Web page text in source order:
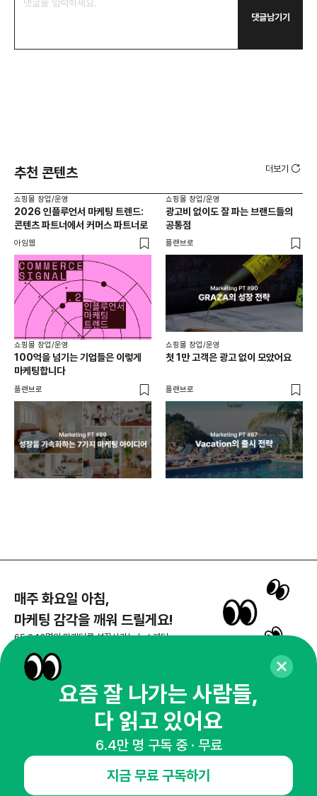
댓글남기기
추천 콘텐츠 더보기
쇼핑몰 창업/운영
2026 인플루언서 마케팅 트렌드:
콘텐츠 파트너에서 커머스 파트너로
아임웹
쇼핑몰 창업/운영
광고비 없이도 잘 파는 브랜드들의
공통점
플랜브로
쇼핑몰 창업/운영
100억을 넘기는 기업들은 이렇게
마케팅합니다
플랜브로
쇼핑몰 창업/운영
첫 1만 고객은 광고 없이 모았어요
플랜브로
매주 화요일 아침,
마케팅 감각을 깨워 드릴게요!
65,043명의 마케터를 성장시키는 뉴스레터
뉴스레터 구독하기
공지사항 제휴문의
인사이터 신청
뉴스레터
광고안내
요즘 잘 나가는 사람들,
다 읽고 있어요
6.4만 명 구독 중 · 무료
지금 무료 구독하기